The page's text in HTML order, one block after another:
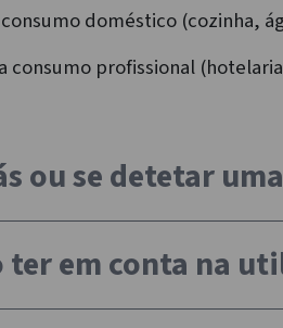
doméstico (cozinha,
consumo profissional
ou se detetar
em conta na